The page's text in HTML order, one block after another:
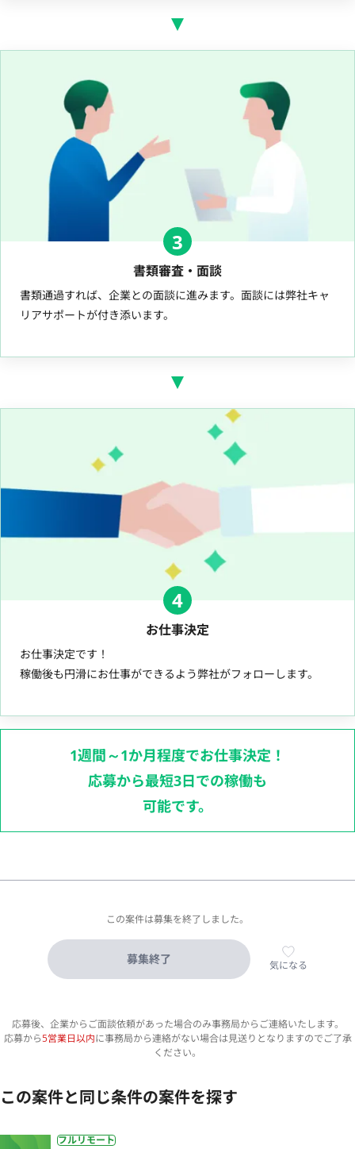
3
書類審査・面談
書類通過すれば、企業との面談に進みます。面談には弊社キャ
リアサポートが付き添います。
4
お仕事決定
お仕事決定です！
稼働後も円滑にお仕事ができるよう弊社がフォローします。
1週間～1か月程度でお仕事決定！
応募から最短3日での稼働も
可能です。
この案件は募集を終了しました。
募集終了 気になる
応募後、企業からご面談依頼があった場合のみ事務局からご連絡いたします。
応募から5営業日以内に事務局から連絡がない場合は見送りとなりますのでご了承
ください。
この案件と同じ条件の案件を探す
フルリモート